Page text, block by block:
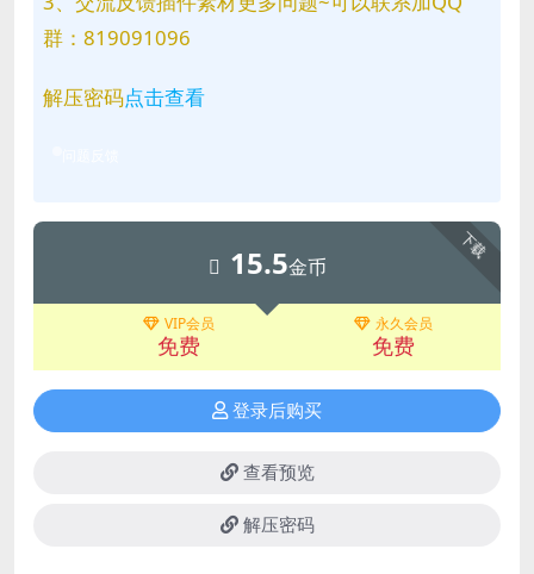
群：819091096
解压密码点击查看
下载
15.5金币
VIP会员
免费
永久会员
免费
登录后购买
查看预览
解压密码